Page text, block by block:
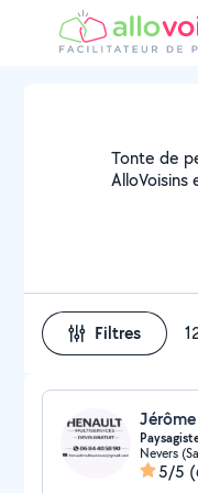
Tonte de
AlloVoisins
Filtres
Nevers
5/5